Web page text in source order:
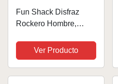
Fun Shack Disfraz
Rockero Hombre,
Hombre, Disfraz Punk
Hombre, Disfraz
Rockera Adulto,
Ver Producto